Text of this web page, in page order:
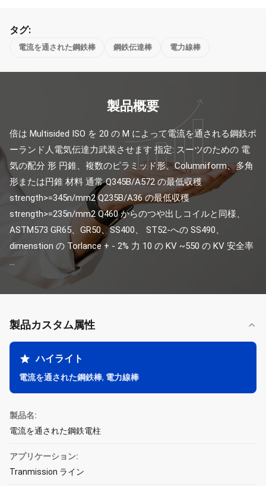
タグ:
電流を通された鋼鉄棒 鋼鉄伝達棒 電力線棒
製品概要
倍は Multisided ISO を 20 の M によって電流を通される鋼鉄ポ
ーランド人電気伝達力武装させます 指定: スーツのための 電
気の配分 形 円錐、複数のピラミッド形、Columniform、多角
形または円錐 材料 通常 Q345B/A572 の最低収穫
strength>=345n/mm2 Q235B/A36 の最低収穫
strength>=235n/mm2 Q460 からのつや出しコイルと同様、
ASTM573 GR65、GR50、SS400、 ST52-への SS490、
dimenstion の Torlance + - 2% 力 10 の KV ~550 の KV 安全率
...
製品カスタム属性
ハイライト
電流を通された鋼鉄棒, 電力線棒
製品名:
電流を通された鋼鉄電柱
アプリケーション:
Tranmission ライン